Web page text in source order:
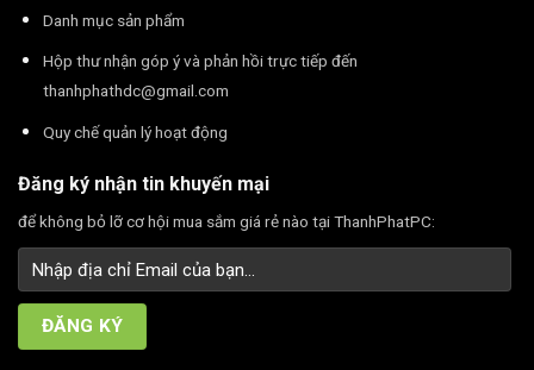
Danh mục sản phẩm
Hộp thư nhận góp ý và phản hồi trực tiếp đến
thanhphathdc@gmail.com
Quy chế quản lý hoạt động
Đăng ký nhận tin khuyến mại
để không bỏ lỡ cơ hội mua sắm giá rẻ nào tại ThanhPhatPC: